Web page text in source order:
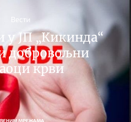
Вести
у ЈП „Кикинда“
добровољни
крви
МРЕЖАМА